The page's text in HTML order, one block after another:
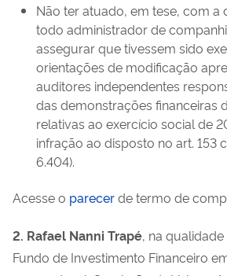
Não ter atuado, em tese, com a
todo administrador de
assegurar que tivessem sido
orientações de modificação
auditores independentes
das demonstrações financeiras
relativas ao exercício social de
infração ao disposto no art. 153
6.404).
Acesse o parecerde termo de
2. Rafael Nanni Trapé, na
Fundo de Investimento Financeiro